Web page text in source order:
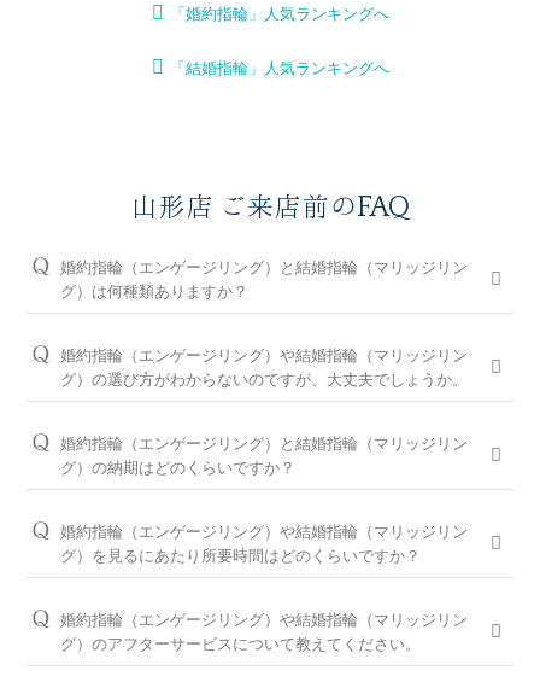
「婚約指輪」人気ランキングへ
「結婚指輪」人気ランキングへ
山形店 ご来店前のFAQ
婚約指輪（エンゲージリング）と結婚指輪（マリッジリン
グ）は何種類ありますか？
のデザインや、シンプルからゴージャスまで、豊富なラインナ
ップをご用意しております。オプションを組み合わせると数万
通りの中から、おふたりらしさを叶える婚約指輪と結婚指輪を
※ホームページで掲載しているのは一部の商品です。
結婚指輪の閲覧人気ランキングはこちら
婚約指輪（エンゲージリング）や結婚指輪（マリッジリン
グ）の選び方がわからないのですが、大丈夫でしょうか。
シェルジュが、普段のイメージやライフスタイル、ご予算等を
お伺いして、ダイヤモンドとデザインをご提案させていただき
ます。
お客様に寄り添い続けてきた銀座ダイヤモンドシライシだから
こそ、骨格×指輪診断で似合うと好きを同時に叶えるパーフェ
クトフィットカウンセリングもございます。銀座ダイヤモンド
ートさせていただきますのでご安心ください。
パーフェクトフィットカウンセリングは全店でお受けできます
婚約指輪（エンゲージリング）と結婚指輪（マリッジリン
グ）の納期はどのくらいですか？
ステムのため、ご注文いただいてから概ね1か月～2ヶ月程いた
だいております。婚約指輪をプロポーズの際に贈られる場合
は、予定日の2～3ヶ月程前、結婚指輪をご入籍や両家顔合わせ
に余裕を持ってご準備いただくと安心です。
お急ぎの場合はコンシェルジュにご相談ください。
婚約指輪（エンゲージリング）や結婚指輪（マリッジリン
グ）を見るにあたり所要時間はどのくらいですか？
案内が可能ですのでお気軽にお申し付けください。
ご来店予約はこちら
婚約指輪（エンゲージリング）や結婚指輪（マリッジリン
グ）のアフターサービスについて教えてください。